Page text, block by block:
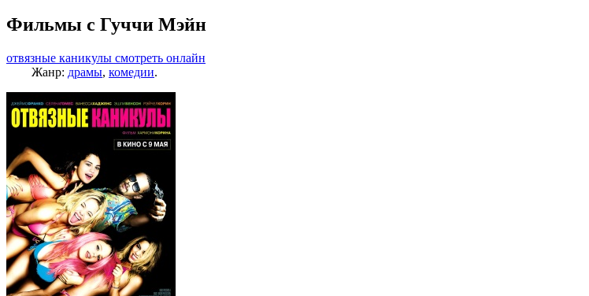
Фильмы с Гуччи Мэйн
отвязные каникулы смотреть онлайн
Жанр: драмы, комедии.